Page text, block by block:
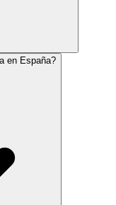
en España?